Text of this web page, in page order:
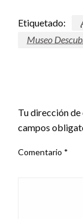
Etiquetado:
Museo
Tu dirección
campos
Comentario *